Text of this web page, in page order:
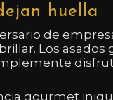
huella
de
Los
gourmet